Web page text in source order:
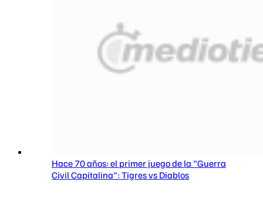
Hace 70 años: el primer juego de la "Guerra
Civil Capitalina": Tigres vs Diablos